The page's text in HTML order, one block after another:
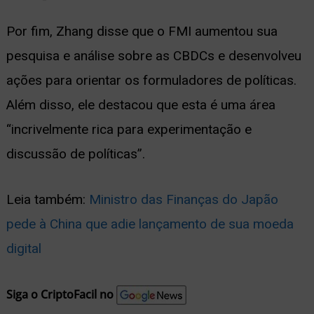
Por fim, Zhang disse que o FMI aumentou sua
pesquisa e análise sobre as CBDCs e desenvolveu
ações para orientar os formuladores de políticas.
Além disso, ele destacou que esta é uma área
“incrivelmente rica para experimentação e
discussão de políticas”.
Leia também: Ministro das Finanças do Japão
pede à China que adie lançamento de sua moeda
digital
Siga o CriptoFacil no